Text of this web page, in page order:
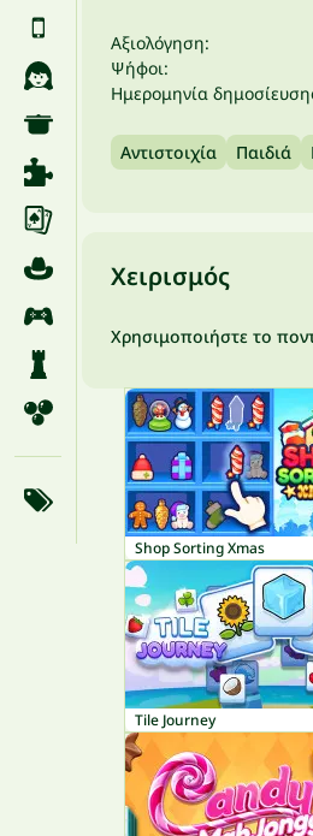
Αξιολόγηση:
Ψήφοι:
Ημερομηνία
Αντιστοιχία Παιδιά
Χειρισμός
Χρησιμοποιήστε το
Shop Sorting Xmas
Tile Journey